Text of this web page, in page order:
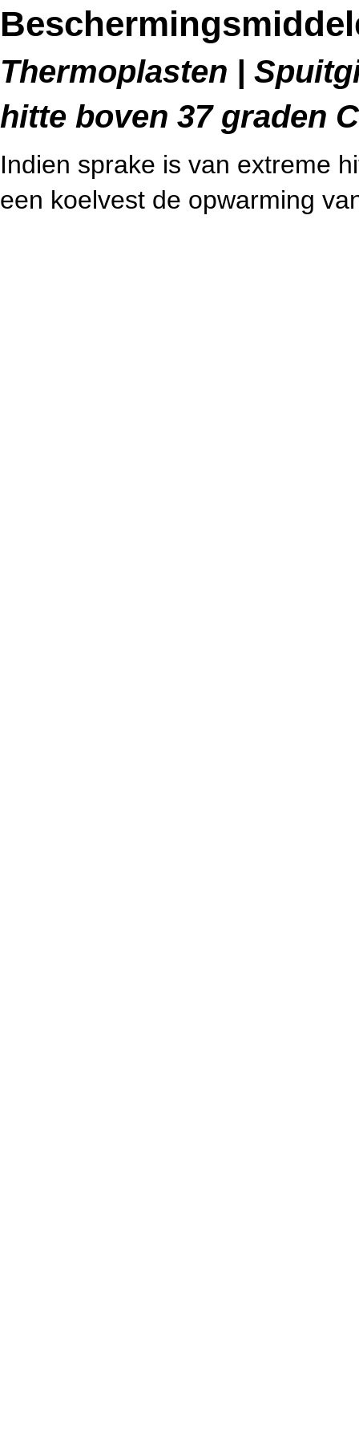
Thermoplasten |
hitte boven 37 graden
Indien sprake is van extreme
een koelvest de opwarming